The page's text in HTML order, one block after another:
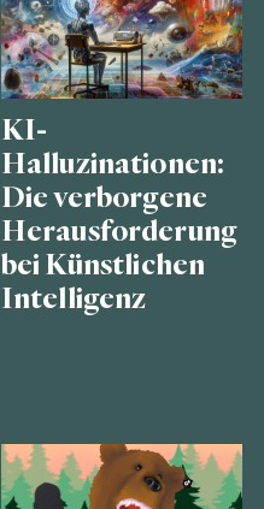
KI-
Halluzinationen:
Die verborgene
Herausforderung
bei Künstlichen
Intelligenz